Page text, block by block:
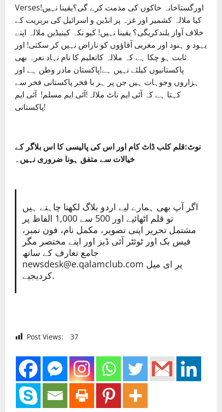
Versesاورگستاخانہ خاکوں کی مذمت کرے گی؟یقینا نہیں!
کیا ملالہ کشمیر اور غزہ پر انڈین و اسرائیل کی بربریت کے
خلاف آواز بلندکریگی؟ یقینا نہیں! کیو نکہ کینیڈین ملالہ اپنے
یہود و ہنود اور مغربی آقاؤوں کو ناراض نہیں کر سکتی! اور
ثابت ہو چکا ہے کہ ملالہ کاتعلیم کا نام نہاد نعرہ بھی
پاکستانیوں کیلئے نہیں ہے!پاکستان مادر وطن ہے اور
ہزاروں وجوہات ہیں جن پر ہر با فخر پاکستانی فخر سے
کہتا ہے کہ آئی ایم ناٹ ملالہ!آئی ایم مسلم! آئی ایم
پاکستانی!
نوٹ:قلم کلب ڈاٹ کام اور اس کی پالیسی کا اس بلاگر کے
خیالات سے متفق ہونا ضروری نہیں۔
اگر آپ بھی ہمارے لیے اردو بلاگ لکھنا چاہتے ہیں
تو قلم اٹھائیے اور 500 سے 1,000 الفاظ پر
مشتمل تحریر اپنی تصویر، مکمل نام، فون نمبر،
فیس بک اور ٹوئٹر آئی ڈیز اور اپنے مختصر مگر
جامع تعارف کے ساتھ
newsdesk@e.qalamclub.com پر ای میل
کردیجیے.
Post Views: 37